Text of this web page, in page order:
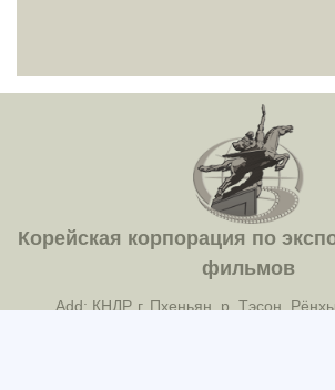
Корейская корпорация по
фильмов
Add: КНДР, г. Пхеньян, р. Тэсон,